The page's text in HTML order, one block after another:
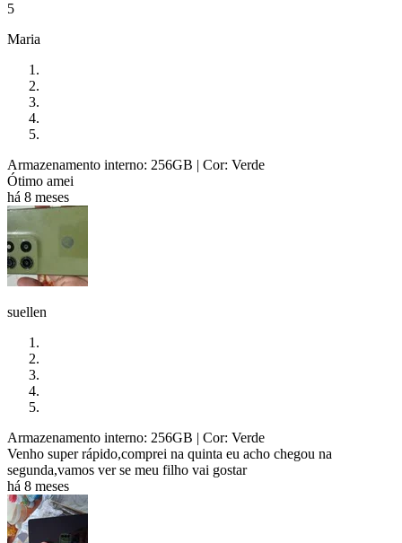
5
Maria
Armazenamento interno: 256GB | Cor: Verde
Ótimo amei
há 8 meses
suellen
Armazenamento interno: 256GB | Cor: Verde
Venho super rápido,comprei na quinta eu acho chegou na
segunda,vamos ver se meu filho vai gostar
há 8 meses